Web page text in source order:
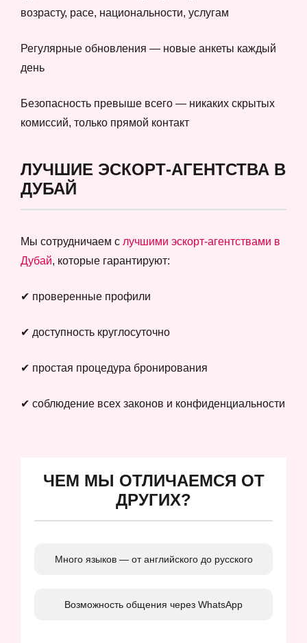
возрасту, расе, национальности, услугам
Регулярные обновления — новые анкеты каждый
день
Безопасность превыше всего — никаких скрытых
комиссий, только прямой контакт
ЛУЧШИЕ ЭСКОРТ-АГЕНТСТВА В
ДУБАЙ
Мы сотрудничаем с лучшими эскорт-агентствами в
Дубай, которые гарантируют:
✔ проверенные профили
✔ доступность круглосуточно
✔ простая процедура бронирования
✔ соблюдение всех законов и конфиденциальности
ЧЕМ МЫ ОТЛИЧАЕМСЯ ОТ
ДРУГИХ?
Много языков — от английского до русского
Возможность общения через WhatsApp